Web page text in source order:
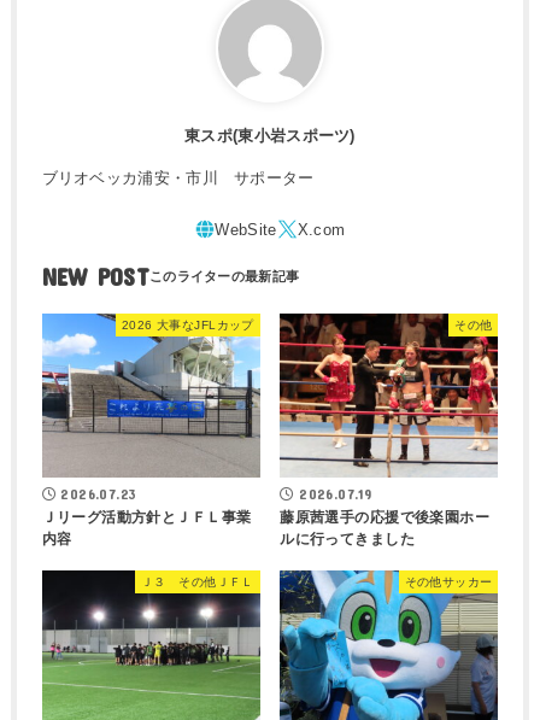
東スポ(東小岩スポーツ)
ブリオベッカ浦安・市川 サポーター
NEW POST
2026 大事なJFLカップ
2026.07.23
Ｊリーグ活動方針とＪＦＬ事業
内容
その他
2026.07.19
藤原茜選手の応援で後楽園ホー
ルに行ってきました
Ｊ３ その他ＪＦＬ その他サッカー